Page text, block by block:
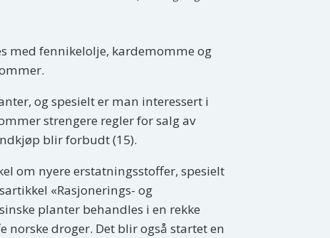
med fennikelolje, kardemomme og
og spesielt er man interessert i
strengere regler for salg av
blir forbudt (15).
om nyere erstatningsstoffer, spesielt
«Rasjonerings- og
planter behandles i en rekke
norske droger. Det blir også startet en